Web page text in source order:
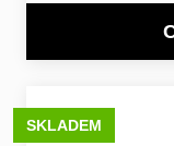
SKLADEM